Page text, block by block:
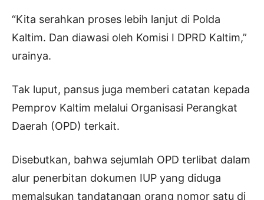
“Kita serahkan proses lebih lanjut di Polda
Kaltim. Dan diawasi oleh Komisi I DPRD Kaltim,”
urainya.
Tak luput, pansus juga memberi catatan kepada
Pemprov Kaltim melalui Organisasi Perangkat
Daerah (OPD) terkait.
Disebutkan, bahwa sejumlah OPD terlibat dalam
alur penerbitan dokumen IUP yang diduga
memalsukan tandatangan orang nomor satu di